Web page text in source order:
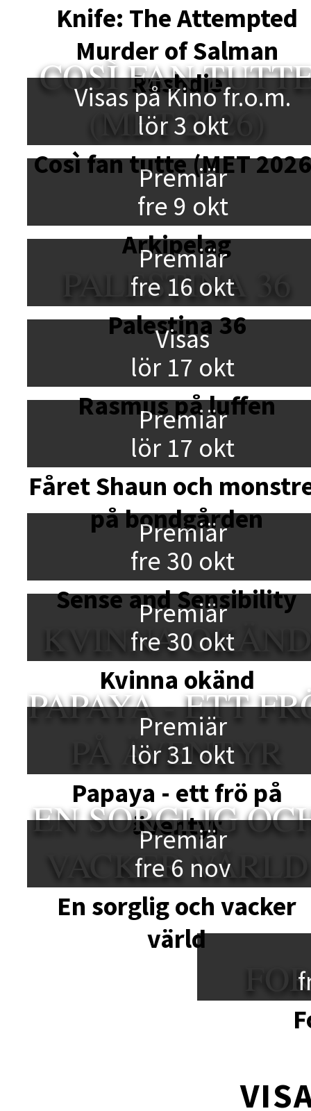
Knife: The Attempted
Murder of Salman
Rushdie
COSÌ FAN
(MET 2026)
Visas på Kino fr.o.m.
lör 3 okt
Così fan tutte (MET
Premiär
fre 9 okt
Arkipelag
PALESTINA 36
Premiär
fre 16 okt
Palestina 36
Visas
lör 17 okt
Rasmus på luffen
Premiär
lör 17 okt
Fåret Shaun och
på bondgården
Premiär
fre 30 okt
Sense and Sensibility
KVINNA OKÄND
Premiär
fre 30 okt
Kvinna okänd
PAPAYA - ETT
PÅ ÄVENTYR
Premiär
lör 31 okt
Papaya - ett frö på
äventyr
EN SORGLIG
VACKER VÄRLD
Premiär
fre 6 nov
En sorglig och vacker
värld